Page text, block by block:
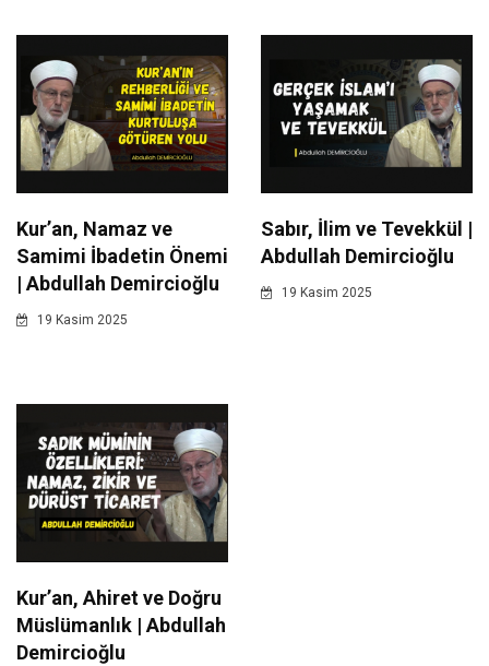
Kur’an, Namaz ve
Samimi İbadetin Önemi
| Abdullah Demircioğlu
19 Kasim 2025
Sabır, İlim ve Tevekkül |
Abdullah Demircioğlu
19 Kasim 2025
Kur’an, Ahiret ve Doğru
Müslümanlık | Abdullah
Demircioğlu